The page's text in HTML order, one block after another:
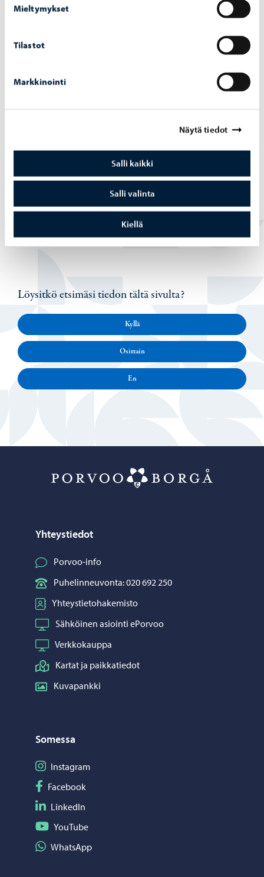
Mieltymykset
Tilastot
Markkinointi
Näytä tiedot
Salli kaikki
Salli valinta
Kiellä
Hae nyt ruot­sin­kie­li­seen kie­li­kyl­py­var­hais­
Varhaiskasvatus-16.01.2026
Kie­li­kyl­py­toi­min­ta eh­do­te­taan siir­ret­tä­väk­si
Ees­tin­mäen päi­vä­ko­tiin vai­heit­tain elo­kuus­
Löysitkö etsimäsi tiedon tältä sivulta?
Kyllä
Osittain
En
Yhteystiedot
Porvoo-info
Puhelinneuvonta: 020 692 250
Yhteystietohakemisto
Sähköinen asiointi ePorvoo
Verkkokauppa
Kartat ja paikkatiedot
Kuvapankki
Somessa
Seuraa Instagram
Instagram
Seuraa Facebook
Facebook
Seuraa LinkedIn
LinkedIn
Seuraa YouTube
YouTube
Jaa WhatsApp
WhatsApp